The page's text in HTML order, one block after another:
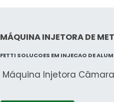
MÁQUINA INJETORA DE
FETTI SOLUCOES EM INJECAO DE
Máquina Injetora